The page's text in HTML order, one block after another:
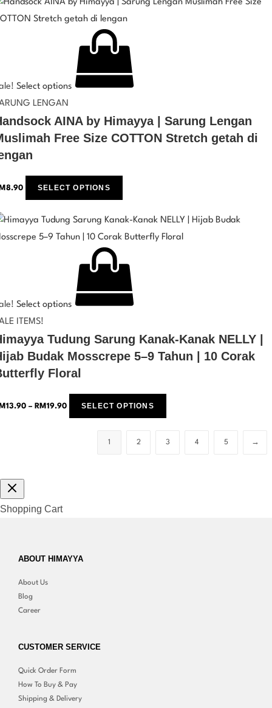
Select options
LENGAN
AINA by Himayya | Sarung Lengan
Free Size COTTON Stretch getah di
8.90 SELECT OPTIONS
Select options
ITEMS!
Tudung Sarung Kanak-Kanak NELLY |
Budak Mosscrepe 5–9 Tahun | 10 Corak
Floral
13.90 – RM 19.90 SELECT OPTIONS
1 2 3 4 5 →
Shopping Cart
ABOUT HIMAYYA
About Us
Blog
Career
CUSTOMER SERVICE
Quick Order Form
How To Buy & Pay
Shipping & Delivery